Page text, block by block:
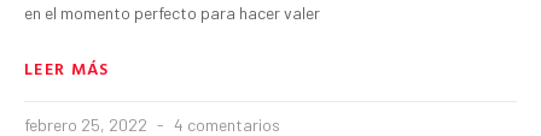
en el momento perfecto para hacer valer
LEER MÁS
febrero 25, 2022 4 comentarios